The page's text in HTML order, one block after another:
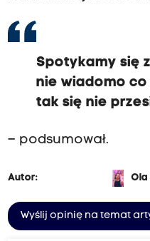
Spotykamy się
nie wiadomo
tak się nie
– podsumował.
Autor: Ola
Wyślij opinię na temat